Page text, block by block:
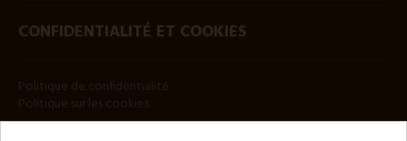
CONFIDENTIALITÉ ET COOKIES